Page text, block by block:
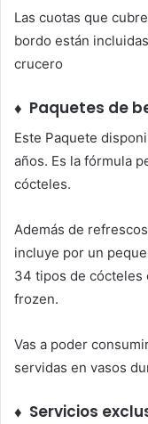
Las cuotas que
bordo están
crucero
♦ Paquetes de
Este Paquete
años. Es la fórmula
cócteles.
Además de
incluye por un
34 tipos de cócteles
frozen.
Vas a poder
servidas en vasos
♦ Servicios